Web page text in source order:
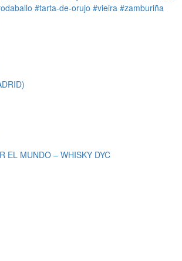
#tarta-de-orujo #vieira #zamburiña
EL MUNDO – WHISKY DYC